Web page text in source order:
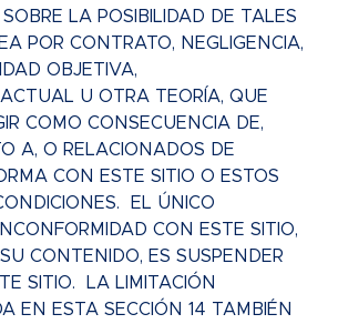
LA POSIBILIDAD DE TALES
POR CONTRATO, NEGLIGENCIA,
OBJETIVA,
U OTRA TEORÍA, QUE
COMO CONSECUENCIA DE,
A, O RELACIONADOS DE
CON ESTE SITIO O ESTOS
EL ÚNICO
CON ESTE SITIO,
CONTENIDO, ES SUSPENDER
SITIO. LA LIMITACIÓN
EN ESTA SECCIÓN 14 TAMBIÉN